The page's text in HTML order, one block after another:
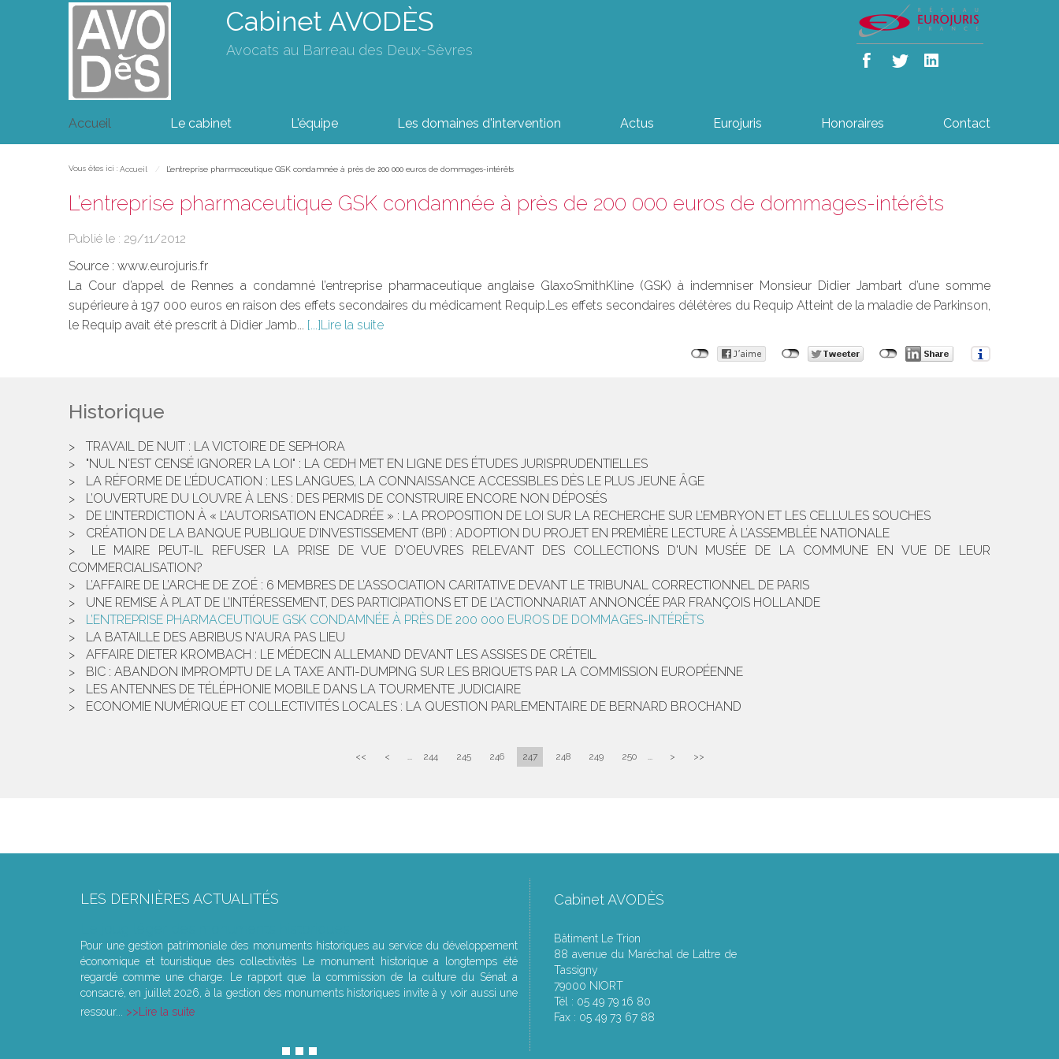
Cabinet AVODÈS
Avocats au Barreau des Deux-Sèvres
Accueil Le cabinet L'équipe Les domaines d'intervention Actus Eurojuris Honoraires Contact
Vous êtes ici : Accueil L’entreprise pharmaceutique GSK condamnée à près de 200 000 euros de dommages-intérêts
L’entreprise pharmaceutique GSK condamnée à près de 200 000 euros de dommages-intérêts
Publié le : 29/11/2012
Source : www.eurojuris.fr
La Cour d’appel de Rennes a condamné l’entreprise pharmaceutique anglaise GlaxoSmithKline (GSK) à indemniser Monsieur Didier Jambart d’une somme
supérieure à 197 000 euros en raison des effets secondaires du médicament Requip.Les effets secondaires délétères du Requip Atteint de la maladie de Parkinson,
le Requip avait été prescrit à Didier Jamb...
Lire la suite
Historique
TRAVAIL DE NUIT : LA VICTOIRE DE SEPHORA
"NUL N'EST CENSÉ IGNORER LA LOI" : LA CEDH MET EN LIGNE DES ÉTUDES JURISPRUDENTIELLES
LA RÉFORME DE L’ÉDUCATION : LES LANGUES, LA CONNAISSANCE ACCESSIBLES DÈS LE PLUS JEUNE ÂGE
L’OUVERTURE DU LOUVRE À LENS : DES PERMIS DE CONSTRUIRE ENCORE NON DÉPOSÉS
DE L’INTERDICTION À « L’AUTORISATION ENCADRÉE » : LA PROPOSITION DE LOI SUR LA RECHERCHE SUR L’EMBRYON ET LES CELLULES SOUCHES
CRÉATION DE LA BANQUE PUBLIQUE D’INVESTISSEMENT (BPI) : ADOPTION DU PROJET EN PREMIÈRE LECTURE À L’ASSEMBLÉE NATIONALE
LE MAIRE PEUT-IL REFUSER LA PRISE DE VUE D'OEUVRES RELEVANT DES COLLECTIONS D'UN MUSÉE DE LA COMMUNE EN VUE DE LEUR
COMMERCIALISATION?
L’AFFAIRE DE L’ARCHE DE ZOÉ : 6 MEMBRES DE L’ASSOCIATION CARITATIVE DEVANT LE TRIBUNAL CORRECTIONNEL DE PARIS
UNE REMISE À PLAT DE L’INTÉRESSEMENT, DES PARTICIPATIONS ET DE L’ACTIONNARIAT ANNONCÉE PAR FRANÇOIS HOLLANDE
L’ENTREPRISE PHARMACEUTIQUE GSK CONDAMNÉE À PRÈS DE 200 000 EUROS DE DOMMAGES-INTÉRÊTS
LA BATAILLE DES ABRIBUS N'AURA PAS LIEU
AFFAIRE DIETER KROMBACH : LE MÉDECIN ALLEMAND DEVANT LES ASSISES DE CRÉTEIL
BIC : ABANDON IMPROMPTU DE LA TAXE ANTI-DUMPING SUR LES BRIQUETS PAR LA COMMISSION EUROPÉENNE
LES ANTENNES DE TÉLÉPHONIE MOBILE DANS LA TOURMENTE JUDICIAIRE
ECONOMIE NUMÉRIQUE ET COLLECTIVITÉS LOCALES : LA QUESTION PARLEMENTAIRE DE BERNARD BROCHAND
<< < ... 244 245 246 247 248 249 250 ... > >>
LES DERNIÈRES ACTUALITÉS
Pour une gestion patrimoniale des monuments historiques au service du développement
économique et touristique des collectivités Le monument historique a longtemps été
regardé comme une charge. Le rapport que la commission de la culture du Sénat a
consacré, en juillet 2026, à la gestion des monuments historiques invite à y voir aussi une
ressour...
Lire la suite
Cabinet AVODÈS
Bâtiment Le Trion
88 avenue du Maréchal de Lattre de
Tassigny
79000 NIORT
Tél : 05 49 79 16 80
Fax : 05 49 73 67 88